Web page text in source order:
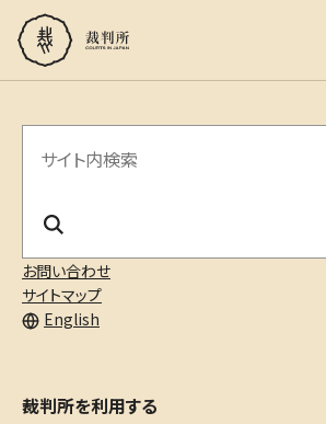
お問い合わせ
サイトマップ
English
サ
内
検
裁判所を利用する